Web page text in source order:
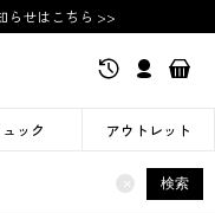
らせはこちら >>
ュック アウトレット
× 検索